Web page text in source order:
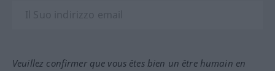
Veuillez confirmer que vous êtes bien un être humain en